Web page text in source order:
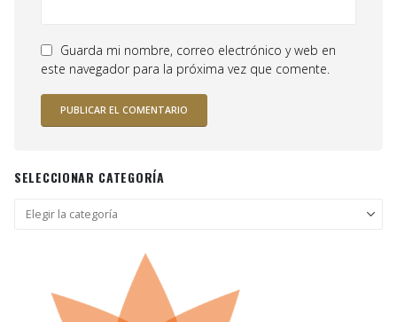
Guarda mi nombre, correo electrónico y web en
este navegador para la próxima vez que comente.
SELECCIONAR CATEGORÍA
Seleccionar
categoría